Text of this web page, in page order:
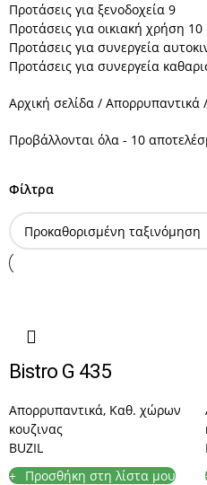
Προτάσεις για ξενοδοχεία 9
Προτάσεις για οικιακή χρήση 10
Προτάσεις για συνεργεία
Προτάσεις για συνεργεία
Αρχική σελίδα Απορρυπαντικά
Προβάλλονται όλα - 10
Φίλτρα
Bistro G 435
Απορρυπαντικά, Καθ. χώρων
κουζινας
BUZIL
Προσθήκη στη λίστα μου